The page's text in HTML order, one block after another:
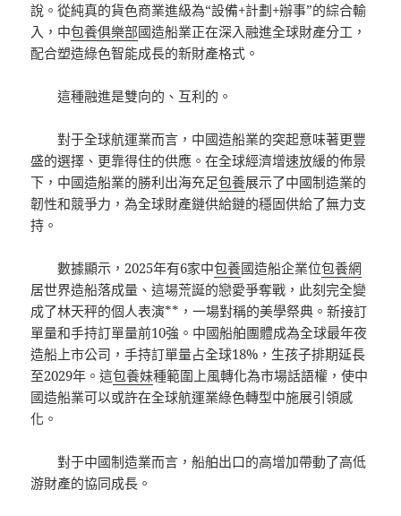
說。從純真的貨色商業進級為“設備+計劃+辦事”的綜合輸
入，中包養俱樂部國造船業正在深入融進全球財產分工，
配合塑造綠色智能成長的新財產格式。
這種融進是雙向的、互利的。
對于全球航運業而言，中國造船業的突起意味著更豐
盛的選擇、更靠得住的供應。在全球經濟增速放緩的佈景
下，中國造船業的勝利出海充足包養展示了中國制造業的
韌性和競爭力，為全球財產鏈供給鏈的穩固供給了無力支
持。
數據顯示，2025年有6家中包養國造船企業位包養網
居世界造船落成量、這場荒誕的戀愛爭奪戰，此刻完全變
成了林天秤的個人表演**，一場對稱的美學祭典。新接訂
單量和手持訂單量前10強。中國船舶團體成為全球最年夜
造船上市公司，手持訂單量占全球18%，生孩子排期延長
至2029年。這包養妹種範圍上風轉化為市場話語權，使中
國造船業可以或許在全球航運業綠色轉型中施展引領感
化。
對于中國制造業而言，船舶出口的高增加帶動了高低
游財產的協同成長。